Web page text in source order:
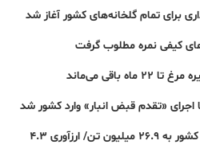
برای تمام گلخانه‌های کشور آغاز شد
کیفی نمره مطلوب گرفت
باقی می‌ماند
افزایش تولید محصولات باغی کشور به ۲۶.۹ میلیون تن/ ارزآوری ۴.۳